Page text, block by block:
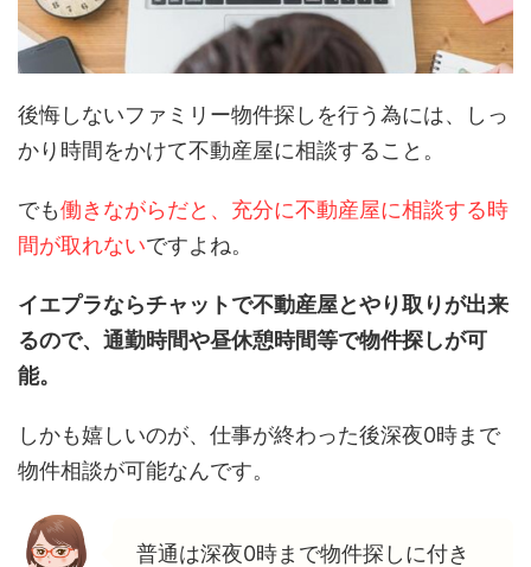
後悔しないファミリー物件探しを行う為には、しっ
かり時間をかけて不動産屋に相談すること。
でも働きながらだと、充分に不動産屋に相談する時
間が取れないですよね。
イエプラならチャットで不動産屋とやり取りが出来
るので、通勤時間や昼休憩時間等で物件探しが可
能。
しかも嬉しいのが、仕事が終わった後深夜0時まで
物件相談が可能なんです。
普通は深夜0時まで物件探しに付き